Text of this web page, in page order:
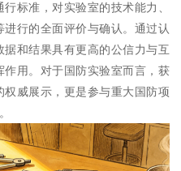
标准，对实验室的技术能力、
行的全面评价与确认。通过认
和结果具有更高的公信力与互
用。对于国防实验室而言，获
威展示，更是参与重大国防项